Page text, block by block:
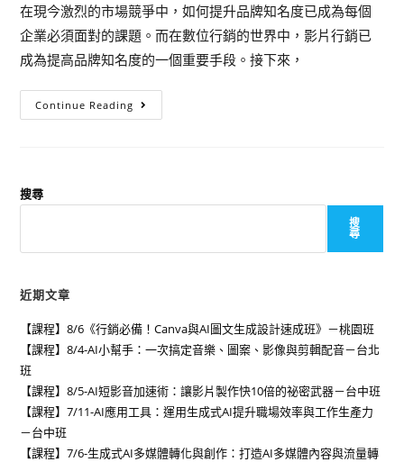
在現今激烈的市場競爭中，如何提升品牌知名度已成為每個
企業必須面對的課題。而在數位行銷的世界中，影片行銷已
成為提高品牌知名度的一個重要手段。接下來，
Continue Reading
搜尋
搜
尋
近期文章
【課程】8/6《行銷必備！Canva與AI圖文生成設計速成班》－桃園班
【課程】8/4-AI小幫手：一次搞定音樂、圖案、影像與剪輯配音－台北
班
【課程】8/5-AI短影音加速術：讓影片製作快10倍的祕密武器－台中班
【課程】7/11-AI應用工具：運用生成式AI提升職場效率與工作生產力
－台中班
【課程】7/6-生成式AI多媒體轉化與創作：打造AI多媒體內容與流量轉